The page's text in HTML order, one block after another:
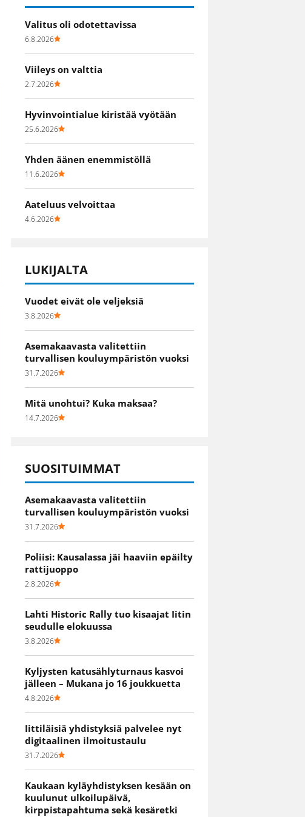
Valitus oli odotettavissa
6.8.2026
Viileys on valttia
2.7.2026
Hyvinvointialue kiristää vyötään
25.6.2026
Yhden äänen enemmistöllä
11.6.2026
Aateluus velvoittaa
4.6.2026
LUKIJALTA
Vuodet eivät ole veljeksiä
3.8.2026
Asemakaavasta valitettiin
turvallisen kouluympäristön vuoksi
31.7.2026
Mitä unohtui? Kuka maksaa?
14.7.2026
SUOSITUIMMAT
Asemakaavasta valitettiin
turvallisen kouluympäristön vuoksi
31.7.2026
Poliisi: Kausalassa jäi haaviin epäilty
rattijuoppo
2.8.2026
Lahti Historic Rally tuo kisaajat Iitin
seudulle elokuussa
3.8.2026
Kyljysten katusählyturnaus kasvoi
jälleen – Mukana jo 16 joukkuetta
4.8.2026
Iittiläisiä yhdistyksiä palvelee nyt
digitaalinen ilmoitustaulu
31.7.2026
Kaukaan kyläyhdistyksen kesään on
kuulunut ulkoilupäivä,
kirppistapahtuma sekä kesäretki